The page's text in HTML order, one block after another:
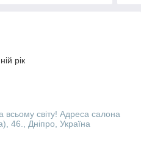
рік
всьому світу! Адреса салона
46., Дніпро, Україна